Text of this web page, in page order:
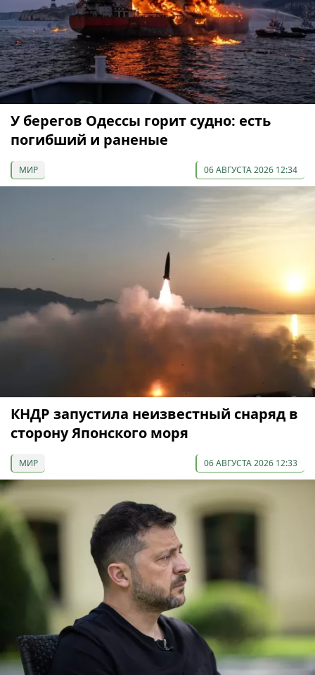
У берегов Одессы горит судно: есть
погибший и раненые
МИР 06 АВГУСТА 2026 12:34
КНДР запустила неизвестный снаряд в
сторону Японского моря
МИР 06 АВГУСТА 2026 12:33